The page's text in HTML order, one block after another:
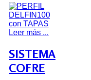
Leer más ...
SISTEMA
COFRE